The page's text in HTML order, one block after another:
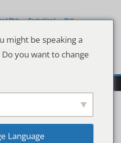
might be speaking a
you want to change
Language